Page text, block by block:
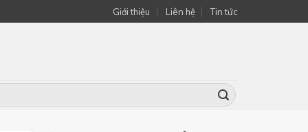
Giới thiệu Liên hệ Tin tức